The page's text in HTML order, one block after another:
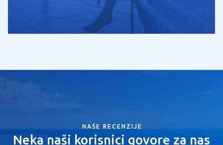
NAŠE RECENZIJE
Neka naši korisnici govore za nas